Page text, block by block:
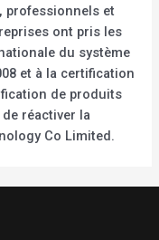
professionnels et
ont pris les
du système
et à la certification
de produits
réactiver la
Co Limited.